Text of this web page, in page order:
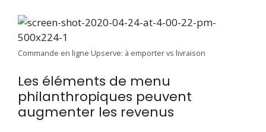
Commande en ligne Upserve: à emporter vs livraison
Les éléments de menu
philanthropiques peuvent
augmenter les revenus